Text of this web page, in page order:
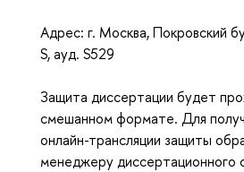
Адрес: г. Москва, Покровский
S, ауд. S529
Защита диссертации будет
смешанном формате. Для
онлайн-трансляции защиты
менеджеру диссертационного